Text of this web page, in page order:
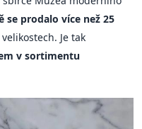
se prodalo více než 25
Je tak
v sortimentu